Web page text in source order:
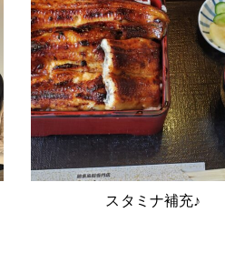
スタミナ補充♪